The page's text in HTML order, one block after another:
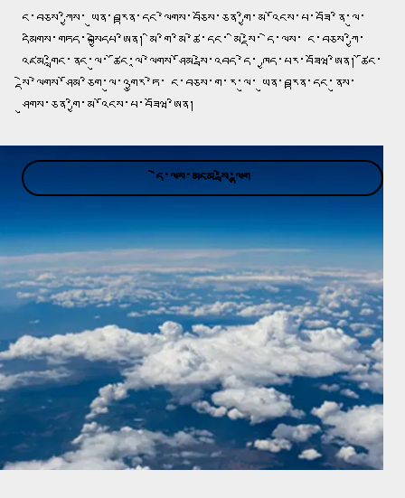
ང་བཅས་ཀྱིས་ ཡུན་བརྟན་དང་ལེགས་བཅོས་ཅན་གྱི་མ་འོངས་པ་བཟོ་ནི་ལུ་
དམིགས་གཏད་བསྐྱེདཔ་ཨིན། མི་གི་མི་ཚེ་དང་ མི་སྡེ་ དེ་ལས་ ང་བཅས་ཀྱི་
འཛམ་གླིང་ནང་ལུ་ ཚོང་ལཱ་ལེགས་ཤོམ་སྦེ་འབད་དེ་ ཁྱད་པར་བཟོཝ་ཨིན། ཚོང་
སྡེ་ལེགས་ཤོམ་ཅིག་ལུ་འགྱུར་ཏེ་ ང་བཅས་ག་ར་ལུ་ ཡུན་བརྟན་དང་ནུས་
ཤུགས་ཅན་གྱི་མ་འོངས་པ་བཟོཝ་ཨིན།
དེ་ལས་མངམ་སྦེ་ལྷག